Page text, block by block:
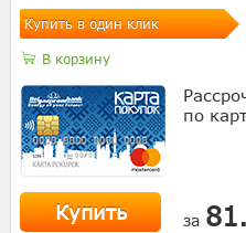
Купить в один клик
В корзину
по
Купить за 81.